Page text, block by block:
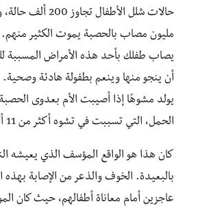
حالات شلل الأطفال
مليون مصاب بالحصبة يموت الكثير
يصاب طفلك بأحد هذه الأمراض المسببة
أن ينجو منها وينعم بطفولة هادئة
يولد مشوهًا إذا أصيبت الأم بعدوى الحصبة
الحمل، التي تسببت في تشوه أكثر من 11 ألف طفل سنة 1965.
كان هذا هو الواقع المؤسف الذي يعيشه
بالبعيدة. الخوف والذعر من الإصابة بهذه
عاجزين أمام معاناة أطفالهم، حيث كان